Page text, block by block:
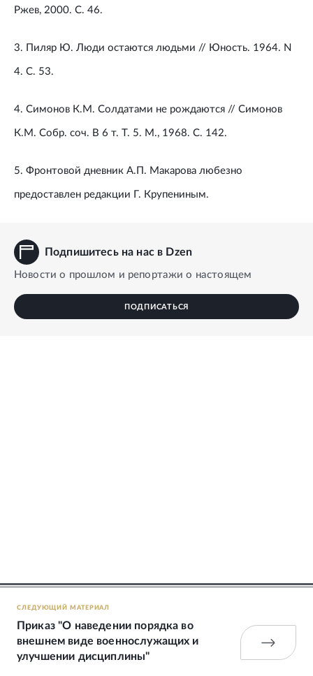
Ржев, 2000. С. 46.
3. Пиляр Ю. Люди остаются людьми // Юность. 1964. N
4. С. 53.
4. Симонов К.М. Солдатами не рождаются // Симонов
К.М. Собр. соч. В 6 т. Т. 5. М., 1968. С. 142.
5. Фронтовой дневник А.П. Макарова любезно
предоставлен редакции Г. Крупениным.
Подпишитесь на нас в Dzen
Новости о прошлом и репортажи о настоящем
ПОДПИСАТЬСЯ
СЛЕДУЮЩИЙ МАТЕРИАЛ
Приказ "О наведении порядка во
внешнем виде военнослужащих и
улучшении дисциплины"